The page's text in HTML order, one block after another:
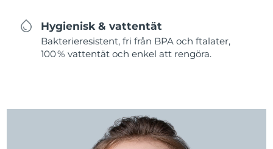
Hygienisk & vattentät
Bakterieresistent, fri från BPA och ftalater,
100 % vattentät och enkel att rengöra.